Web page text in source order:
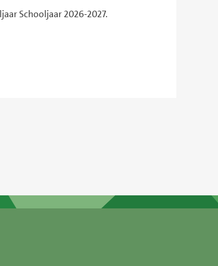
Schooljaar 2026-2027.